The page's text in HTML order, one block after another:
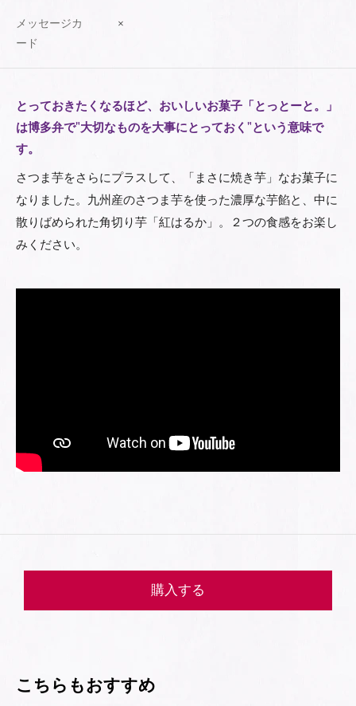
メッセージカ
ード
×
とっておきたくなるほど、おいしいお菓子「とっとーと。」
は博多弁で"大切なものを大事にとっておく"という意味で
す。
さつま芋をさらにプラスして、「まさに焼き芋」なお菓子に
なりました。九州産のさつま芋を使った濃厚な芋餡と、中に
散りばめられた角切り芋「紅はるか」。２つの食感をお楽し
みください。
購入する
こちらもおすすめ